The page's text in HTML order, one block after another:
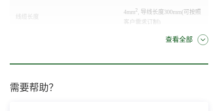
线缆长度
4mm2, 导线长度300mm(可按照
客户需求订制)
2.0mm 半钢化玻璃查看全部
需要帮助？